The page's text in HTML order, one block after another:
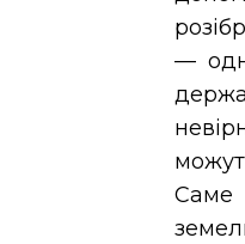
—
Саме